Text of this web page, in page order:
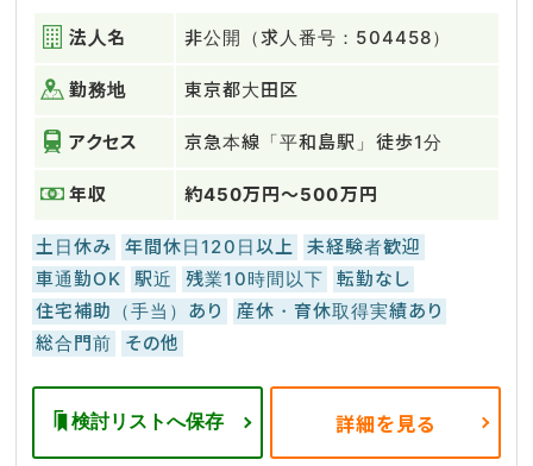
法人名 非公開（求人番号：504458）
勤務地 東京都大田区
アクセス 京急本線「平和島駅」徒歩1分
年収 約450万円～500万円
土日休み 年間休日120日以上
未経験者歓迎
車通勤OK
駅近 残業10時間以下
転勤なし
住宅補助（手当）あり
産休・育休取得実績あり
総合門前
その他
検討リストへ保存 詳細を見る